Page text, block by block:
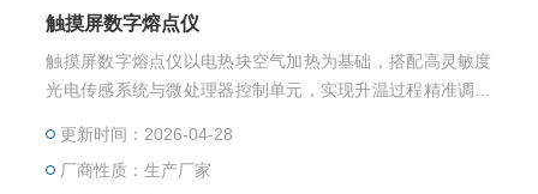
触摸屏数字熔点仪
触摸屏数字熔点仪以电热块空气加热为基础，搭配高灵敏度
光电传感系统与微处理器控制单元，实现升温过程精准调控
接完成参数设置、曲线查看、数据存储与导出等操作，兼顾
自动化检测与人工目视观察两种模式，适配不同颜色、不同
更新时间：2026-04-28
厂商性质：生产厂家